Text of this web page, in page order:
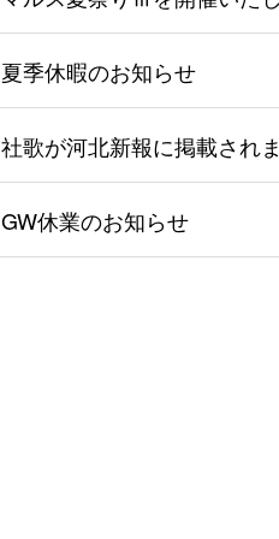
夏季休暇のお知らせ
社歌が河北新報に掲載され
GW休業のお知らせ